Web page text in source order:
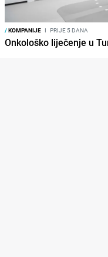
/KOMPANIJE I PRIJE 5 DANA
Onkološko liječenje u